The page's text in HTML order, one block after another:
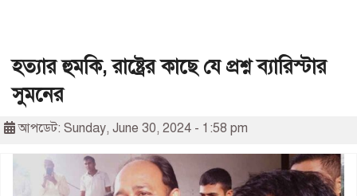
হত্যার হুমকি, রাষ্ট্রের কাছে যে প্রশ্ন ব্যারিস্টার
সুমনের
আপডেট: Sunday, June 30, 2024 - 1:58 pm